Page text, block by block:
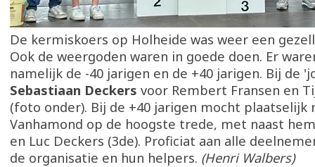
De kermiskoers op Holheide was weer een
Ook de weergoden waren in goede doen. Er
namelijk de -40 jarigen en de +40 jarigen. Bij de
Sebastiaan Deckers voor Rembert Fransen en
(foto onder). Bij de +40 jarigen mocht plaatselijk
Vanhamond op de hoogste trede, met naast
en Luc Deckers (3de). Proficiat aan alle
de organisatie en hun helpers. (Henri Walbers)